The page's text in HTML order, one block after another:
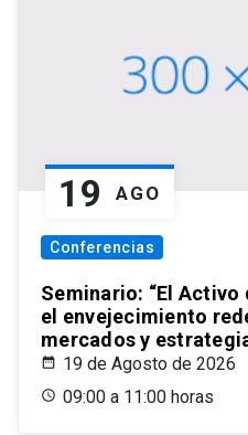
19 AGO
Conferencias
Seminario: “El Activo
el envejecimiento
mercados y
19 de Agosto de 2026
09:00 a 11:00 horas